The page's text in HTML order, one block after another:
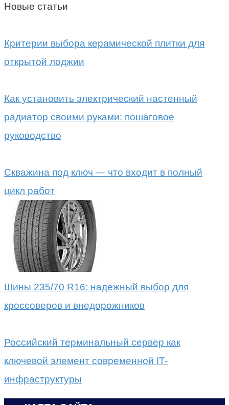
Новые статьи
Критерии выбора керамической плитки для
открытой лоджии
Как установить электрический настенный
радиатор своими руками: пошаговое
руководство
Скважина под ключ — что входит в полный
цикл работ
Шины 235/70 R16: надежный выбор для
кроссоверов и внедорожников
Российский терминальный сервер как
ключевой элемент современной IT-
инфраструктуры